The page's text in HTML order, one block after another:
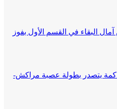
البقاء في القسم الأول بفوز
يتصدر بطولة عصبة مراكش-